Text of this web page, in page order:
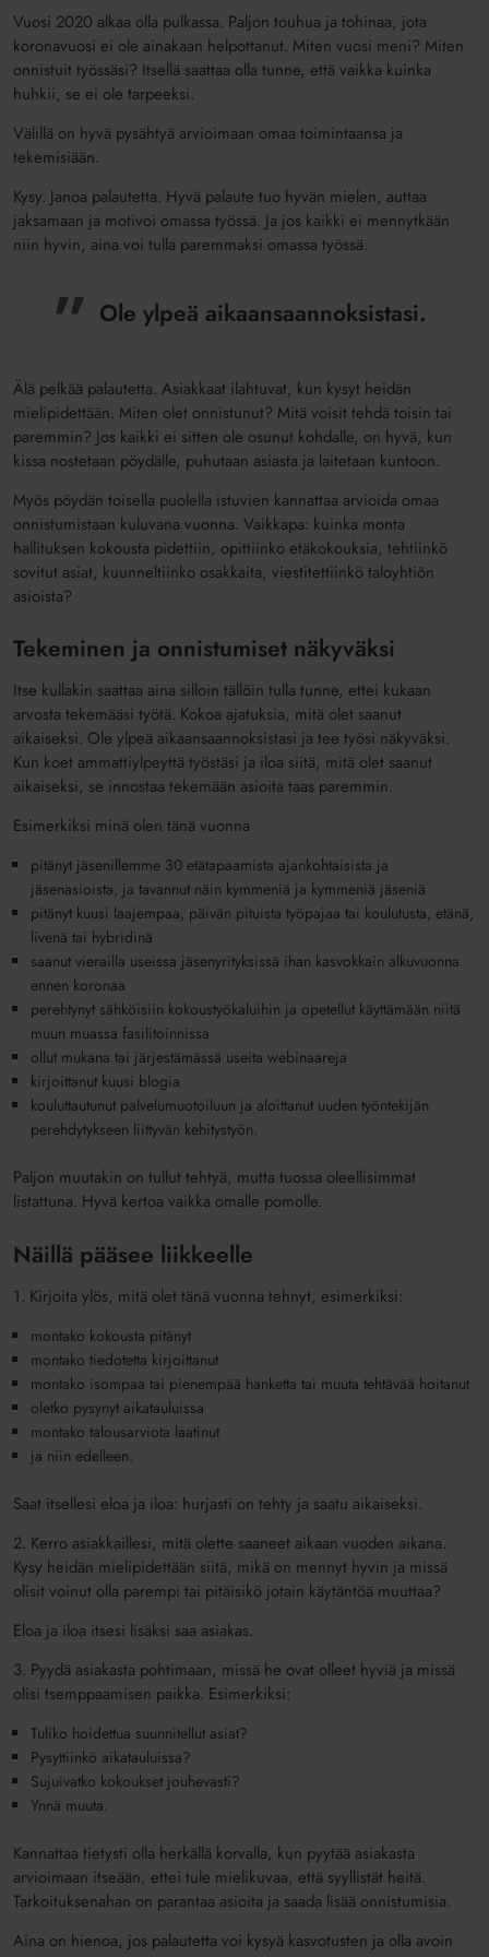
Vuosi 2020 alkaa olla pulkassa. Paljon touhua ja tohinaa, jota
koronavuosi ei ole ainakaan helpottanut. Miten vuosi meni? Miten
onnistuit työssäsi? Itsellä saattaa olla tunne, että vaikka kuinka
huhkii, se ei ole tarpeeksi.
Välillä on hyvä pysähtyä arvioimaan omaa toimintaansa ja
tekemisiään.
Kysy. Janoa palautetta. Hyvä palaute tuo hyvän mielen, auttaa
jaksamaan ja motivoi omassa työssä. Ja jos kaikki ei mennytkään
niin hyvin, aina voi tulla paremmaksi omassa työssä.
Ole ylpeä aikaansaannoksistasi.
Älä pelkää palautetta. Asiakkaat ilahtuvat, kun kysyt heidän
mielipidettään. Miten olet onnistunut? Mitä voisit tehdä toisin tai
paremmin? Jos kaikki ei sitten ole osunut kohdalle, on hyvä, kun
kissa nostetaan pöydälle, puhutaan asiasta ja laitetaan kuntoon.
Myös pöydän toisella puolella istuvien kannattaa arvioida omaa
onnistumistaan kuluvana vuonna. Vaikkapa: kuinka monta
hallituksen kokousta pidettiin, opittiinko etäkokouksia, tehtiinkö
sovitut asiat, kuunneltiinko osakkaita, viestitettiinkö taloyhtiön
asioista?
Tekeminen ja onnistumiset näkyväksi
Itse kullakin saattaa aina silloin tällöin tulla tunne, ettei kukaan
arvosta tekemääsi työtä. Kokoa ajatuksia, mitä olet saanut
aikaiseksi. Ole ylpeä aikaansaannoksistasi ja tee työsi näkyväksi.
Kun koet ammattiylpeyttä työstäsi ja iloa siitä, mitä olet saanut
aikaiseksi, se innostaa tekemään asioita taas paremmin.
Esimerkiksi minä olen tänä vuonna
pitänyt jäsenillemme 30 etätapaamista ajankohtaisista ja
jäsenasioista, ja tavannut näin kymmeniä ja kymmeniä jäseniä
pitänyt kuusi laajempaa, päivän pituista työpajaa tai koulutusta, etänä,
livenä tai hybridinä
saanut vierailla useissa jäsenyrityksissä ihan kasvokkain alkuvuonna
ennen koronaa
perehtynyt sähköisiin kokoustyökaluihin ja opetellut käyttämään niitä
muun muassa fasilitoinnissa
ollut mukana tai järjestämässä useita webinaareja
kirjoittanut kuusi blogia
kouluttautunut palvelumuotoiluun ja aloittanut uuden työntekijän
perehdytykseen liittyvän kehitystyön.
Paljon muutakin on tullut tehtyä, mutta tuossa oleellisimmat
listattuna. Hyvä kertoa vaikka omalle pomolle.
Näillä pääsee liikkeelle
1. Kirjoita ylös, mitä olet tänä vuonna tehnyt, esimerkiksi:
montako kokousta pitänyt
montako tiedotetta kirjoittanut
montako isompaa tai pienempää hanketta tai muuta tehtävää hoitanut
oletko pysynyt aikatauluissa
montako talousarviota laatinut
ja niin edelleen.
Saat itsellesi eloa ja iloa: hurjasti on tehty ja saatu aikaiseksi.
2. Kerro asiakkaillesi, mitä olette saaneet aikaan vuoden aikana.
Kysy heidän mielipidettään siitä, mikä on mennyt hyvin ja missä
olisit voinut olla parempi tai pitäisikö jotain käytäntöä muuttaa?
Eloa ja iloa itsesi lisäksi saa asiakas.
3. Pyydä asiakasta pohtimaan, missä he ovat olleet hyviä ja missä
olisi tsemppaamisen paikka. Esimerkiksi:
Tuliko hoidettua suunnitellut asiat?
Pysyttiinkö aikatauluissa?
Sujuivatko kokoukset jouhevasti?
Ynnä muuta.
Kannattaa tietysti olla herkällä korvalla, kun pyytää asiakasta
arvioimaan itseään, ettei tule mielikuvaa, että syyllistät heitä.
Tarkoituksenahan on parantaa asioita ja saada lisää onnistumisia.
Aina on hienoa, jos palautetta voi kysyä kasvotusten ja olla avoin